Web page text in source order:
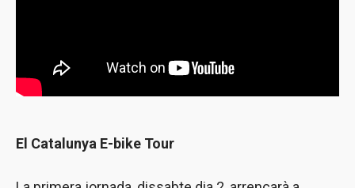
El Catalunya E-bike Tour